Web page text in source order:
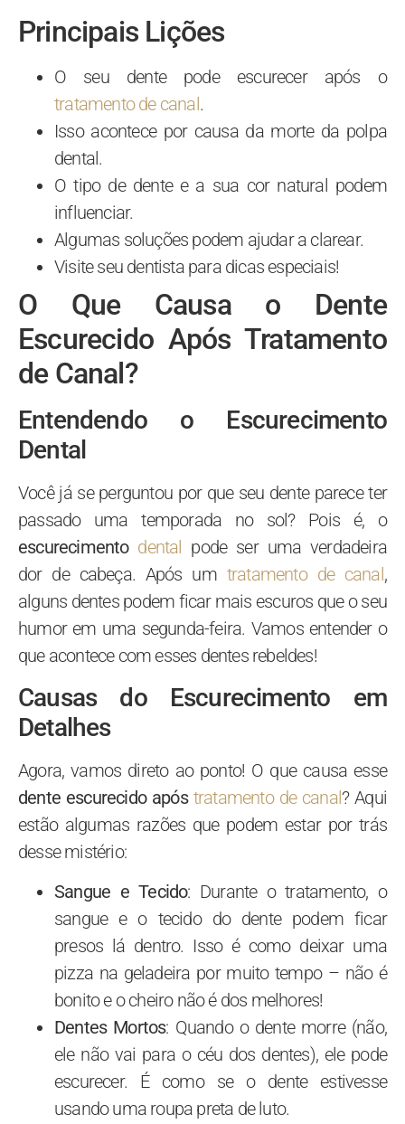
Principais Lições
O seu dente pode escurecer após o
tratamento de canal.
Isso acontece por causa da morte da polpa
dental.
O tipo de dente e a sua cor natural podem
influenciar.
Algumas soluções podem ajudar a clarear.
Visite seu dentista para dicas especiais!
O Que Causa o Dente
Escurecido Após Tratamento
de Canal?
Entendendo o Escurecimento
Dental
Você já se perguntou por que seu dente parece ter
passado uma temporada no sol? Pois é, o
escurecimento dental pode ser uma verdadeira
dor de cabeça. Após um tratamento de canal,
alguns dentes podem ficar mais escuros que o seu
humor em uma segunda-feira. Vamos entender o
que acontece com esses dentes rebeldes!
Causas do Escurecimento em
Detalhes
Agora, vamos direto ao ponto! O que causa esse
dente escurecido após tratamento de canal? Aqui
estão algumas razões que podem estar por trás
desse mistério:
Sangue e Tecido: Durante o tratamento, o
sangue e o tecido do dente podem ficar
presos lá dentro. Isso é como deixar uma
pizza na geladeira por muito tempo – não é
bonito e o cheiro não é dos melhores!
Dentes Mortos: Quando o dente morre (não,
ele não vai para o céu dos dentes), ele pode
escurecer. É como se o dente estivesse
usando uma roupa preta de luto.